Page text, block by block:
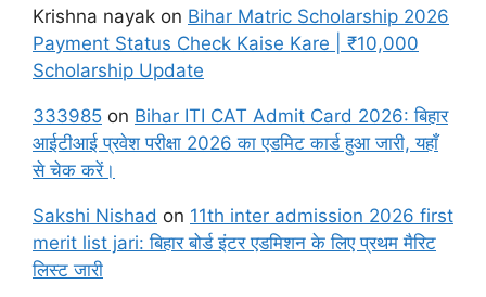
Krishna nayak on Bihar Matric Scholarship 2026
Payment Status Check Kaise Kare | ₹10,000
Scholarship Update
333985 on Bihar ITI CAT Admit Card 2026: बिहार
आईटीआई प्रवेश परीक्षा 2026 का एडमिट कार्ड हुआ जारी, यहाँ
से चेक करें।
Sakshi Nishad on 11th inter admission 2026 first
merit list jari: बिहार बोर्ड इंटर एडमिशन के लिए प्रथम मैरिट
लिस्ट जारी